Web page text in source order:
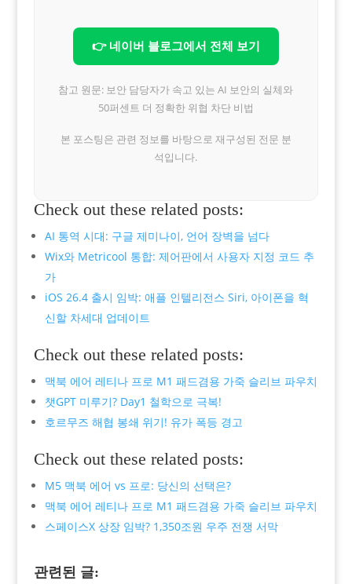
👉 네이버 블로그에서 전체 보기
참고 원문: 보안 담당자가 속고 있는 AI 보안의 실체와
50퍼센트 더 정확한 위협 차단 비법
본 포스팅은 관련 정보를 바탕으로 재구성된 전문 분
석입니다.
Check out these related posts:
AI 통역 시대: 구글 제미나이, 언어 장벽을 넘다
Wix와 Metricool 통합: 제어판에서 사용자 지정 코드 추
가
iOS 26.4 출시 임박: 애플 인텔리전스 Siri, 아이폰을 혁
신할 차세대 업데이트
Check out these related posts:
맥북 에어 레티나 프로 M1 패드겸용 가죽 슬리브 파우치
챗GPT 미루기? Day1 철학으로 극복!
호르무즈 해협 봉쇄 위기! 유가 폭등 경고
Check out these related posts:
M5 맥북 에어 vs 프로: 당신의 선택은?
맥북 에어 레티나 프로 M1 패드겸용 가죽 슬리브 파우치
스페이스X 상장 임박? 1,350조원 우주 전쟁 서막
관련된 글: